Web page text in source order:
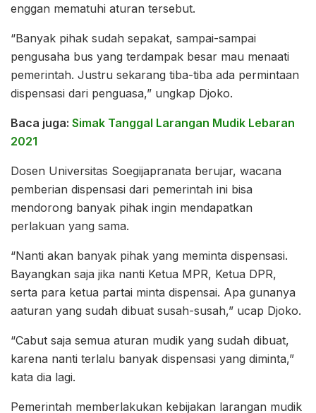
enggan mematuhi aturan tersebut.
“Banyak pihak sudah sepakat, sampai-sampai
pengusaha bus yang terdampak besar mau menaati
pemerintah. Justru sekarang tiba-tiba ada permintaan
dispensasi dari penguasa,” ungkap Djoko.
Baca juga: Simak Tanggal Larangan Mudik Lebaran
2021
Dosen Universitas Soegijapranata berujar, wacana
pemberian dispensasi dari pemerintah ini bisa
mendorong banyak pihak ingin mendapatkan
perlakuan yang sama.
“Nanti akan banyak pihak yang meminta dispensasi.
Bayangkan saja jika nanti Ketua MPR, Ketua DPR,
serta para ketua partai minta dispensai. Apa gunanya
aaturan yang sudah dibuat susah-susah,” ucap Djoko.
“Cabut saja semua aturan mudik yang sudah dibuat,
karena nanti terlalu banyak dispensasi yang diminta,”
kata dia lagi.
Pemerintah memberlakukan kebijakan larangan mudik